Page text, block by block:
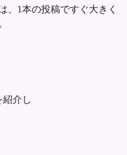
、1本の投稿ですぐ大きく
介し